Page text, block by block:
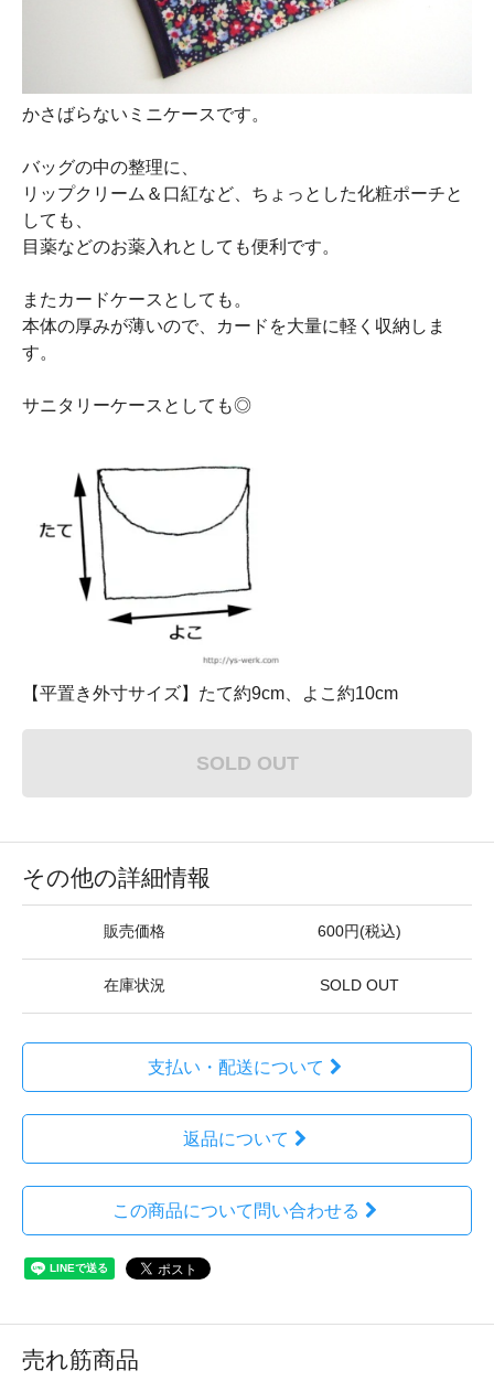
かさばらないミニケースです。
バッグの中の整理に、
リップクリーム＆口紅など、ちょっとした化粧ポーチと
しても、
目薬などのお薬入れとしても便利です。
またカードケースとしても。
本体の厚みが薄いので、カードを大量に軽く収納しま
す。
サニタリーケースとしても◎
【平置き外寸サイズ】たて約9cm、よこ約10cm
SOLD OUT
その他の詳細情報
販売価格 600円(税込)
在庫状況 SOLD OUT
支払い・配送について
返品について
この商品について問い合わせる
売れ筋商品